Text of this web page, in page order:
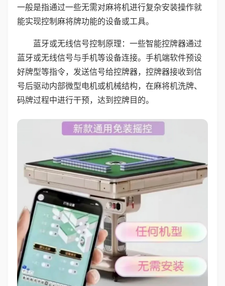
一般是指通过一些无需对麻将机进行复杂安装操作就
能实现控制麻将牌功能的设备或工具。
蓝牙或无线信号控制原理：一些智能控牌器通过
蓝牙或无线信号与手机等设备连接。手机端软件预设
好牌型等指令，发送信号给控牌器，控牌器接收到信
号后驱动内部微型电机或机械结构，在麻将机洗牌、
码牌过程中进行干预，达到控牌目的。